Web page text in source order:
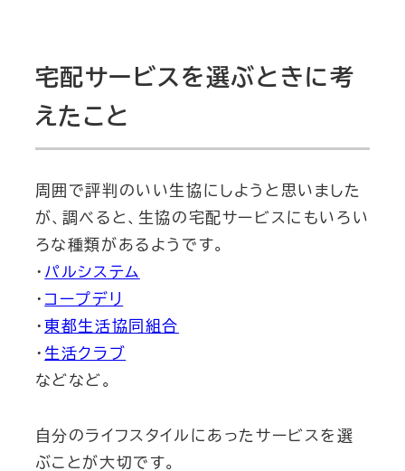
宅配サービスを選ぶときに考
えたこと
周囲で評判のいい生協にしようと思いました
が、調べると、生協の宅配サービスにもいろい
ろな種類があるようです。
・ パルシステム
・ コープデリ
・東都生活協同組合
・ 生活クラブ
などなど。
自分のライフスタイルにあったサービスを選
ぶことが大切です。